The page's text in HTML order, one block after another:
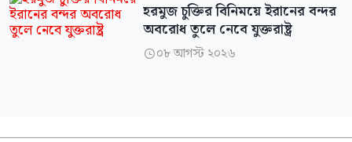
হরমুজ চুক্তির বিনিময়ে ইরানের বন্দর
অবরোধ তুলে নেবে যুক্তরাষ্ট্র
০৮ আগস্ট ২০২৬